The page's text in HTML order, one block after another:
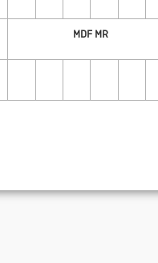
MDF MR